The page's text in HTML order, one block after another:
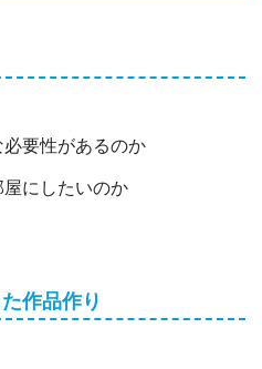
要性があるのか
にしたいのか
作品作り